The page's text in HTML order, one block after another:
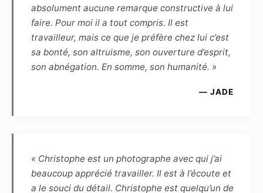
définition, marquée par le photographe, pourra
être diffusée sur Internet dans le cadre du
cercle privé et familial, ou de la promotion
personnelle du modèle, dans un but non
commercial.
prestations est fixée à zéro euro. Cette
rémunération est définitive, et le Modèle
reconnaît être entièrement rempli de son droit
absolument aucune remarque constructive à lui
faire. Pour moi il a tout compris. Il est
travailleur, mais ce que je préfère chez lui c’est
sa bonté, son altruisme, son ouverture d’esprit,
son abnégation. En somme, son humanité. »
— JADE
« Christophe est un photographe avec qui j’ai
beaucoup apprécié travailler. Il est à l’écoute et
a le souci du détail. Christophe est quelqu’un de